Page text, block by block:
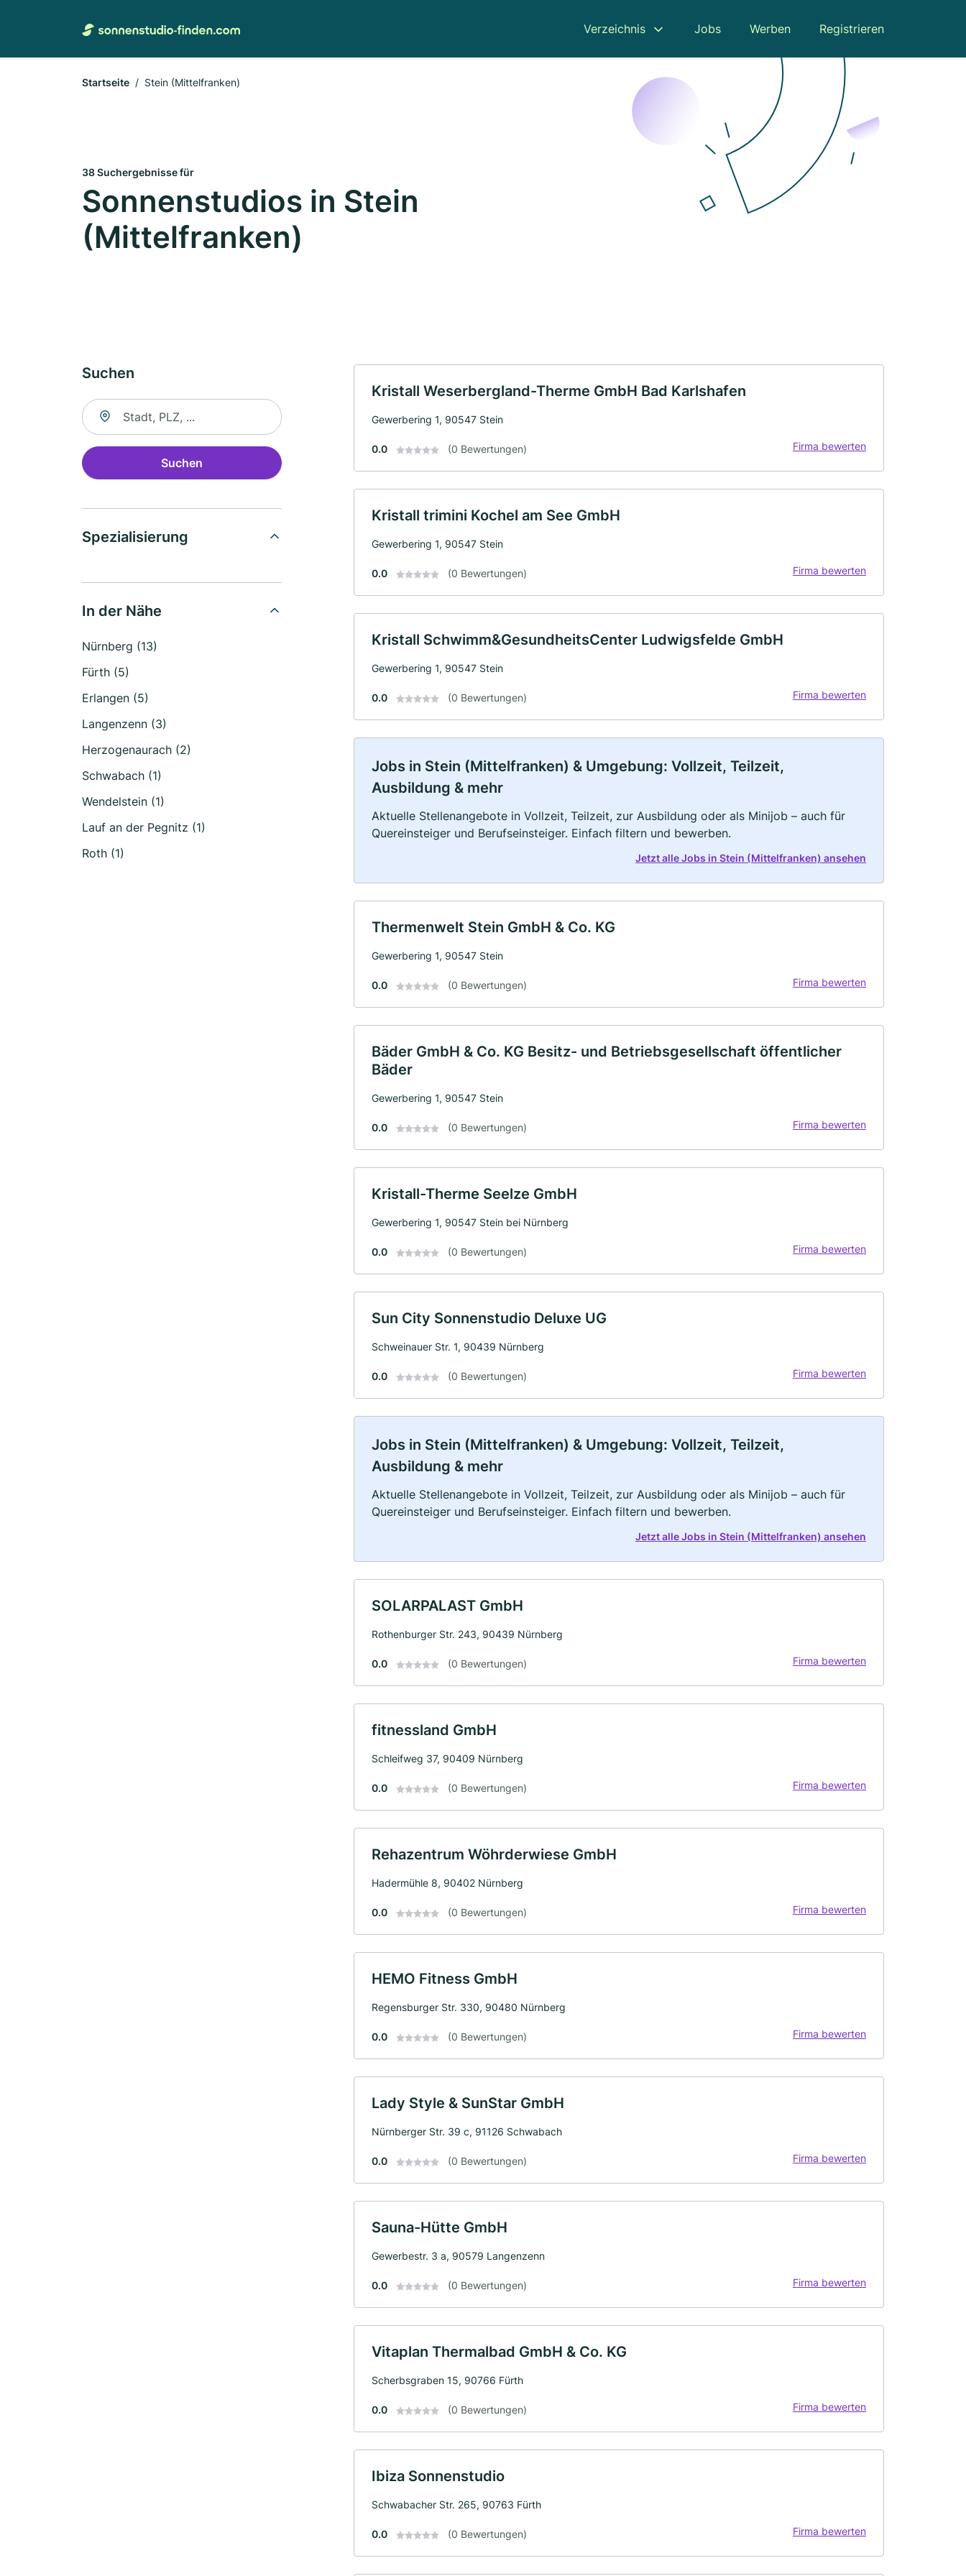
Verzeichnis Jobs Werben Registrieren
Startseite Stein (Mittelfranken)
38 Suchergebnisse für
Sonnenstudios in Stein
(Mittelfranken)
Suchen
Suche nach Ort
Suchen
Spezialisierung
In der Nähe
Nürnberg (13)
Fürth (5)
Erlangen (5)
Langenzenn (3)
Herzogenaurach (2)
Schwabach (1)
Wendelstein (1)
Lauf an der Pegnitz (1)
Roth (1)
Kristall Weserbergland-Therme GmbH Bad Karlshafen
Gewerbering 1, 90547 Stein
0.0 (0 Bewertungen) Firma bewerten
Kristall trimini Kochel am See GmbH
Gewerbering 1, 90547 Stein
0.0 (0 Bewertungen) Firma bewerten
Kristall Schwimm&GesundheitsCenter Ludwigsfelde GmbH
Gewerbering 1, 90547 Stein
0.0 (0 Bewertungen) Firma bewerten
Jobs in Stein (Mittelfranken) & Umgebung: Vollzeit, Teilzeit,
Ausbildung & mehr
Aktuelle Stellenangebote in Vollzeit, Teilzeit, zur Ausbildung oder als Minijob – auch für
Quereinsteiger und Berufseinsteiger. Einfach filtern und bewerben.
Jetzt alle Jobs in Stein (Mittelfranken) ansehen
Thermenwelt Stein GmbH & Co. KG
Gewerbering 1, 90547 Stein
0.0 (0 Bewertungen) Firma bewerten
Bäder GmbH & Co. KG Besitz- und Betriebsgesellschaft öffentlicher
Bäder
Gewerbering 1, 90547 Stein
0.0 (0 Bewertungen) Firma bewerten
Kristall-Therme Seelze GmbH
Gewerbering 1, 90547 Stein bei Nürnberg
0.0 (0 Bewertungen) Firma bewerten
Sun City Sonnenstudio Deluxe UG
Schweinauer Str. 1, 90439 Nürnberg
0.0 (0 Bewertungen) Firma bewerten
Jobs in Stein (Mittelfranken) & Umgebung: Vollzeit, Teilzeit,
Ausbildung & mehr
Aktuelle Stellenangebote in Vollzeit, Teilzeit, zur Ausbildung oder als Minijob – auch für
Quereinsteiger und Berufseinsteiger. Einfach filtern und bewerben.
Jetzt alle Jobs in Stein (Mittelfranken) ansehen
SOLARPALAST GmbH
Rothenburger Str. 243, 90439 Nürnberg
0.0 (0 Bewertungen) Firma bewerten
fitnessland GmbH
Schleifweg 37, 90409 Nürnberg
0.0 (0 Bewertungen) Firma bewerten
Rehazentrum Wöhrderwiese GmbH
Hadermühle 8, 90402 Nürnberg
0.0 (0 Bewertungen) Firma bewerten
HEMO Fitness GmbH
Regensburger Str. 330, 90480 Nürnberg
0.0 (0 Bewertungen) Firma bewerten
Lady Style & SunStar GmbH
Nürnberger Str. 39 c, 91126 Schwabach
0.0 (0 Bewertungen) Firma bewerten
Sauna-Hütte GmbH
Gewerbestr. 3 a, 90579 Langenzenn
0.0 (0 Bewertungen) Firma bewerten
Vitaplan Thermalbad GmbH & Co. KG
Scherbsgraben 15, 90766 Fürth
0.0 (0 Bewertungen) Firma bewerten
Ibiza Sonnenstudio
Schwabacher Str. 265, 90763 Fürth
0.0 (0 Bewertungen) Firma bewerten